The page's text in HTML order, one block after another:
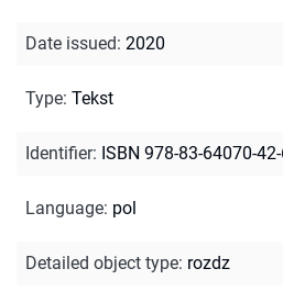
Date issued: 2020
Type: Tekst
Identifier: ISBN 978-83-64070-
Language: pol
Detailed object type: rozdz